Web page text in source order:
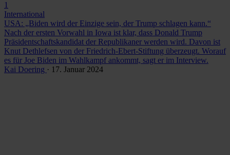
1
International
USA: „Biden wird der Einzige sein, der Trump schlagen kann.“
Nach der ersten Vorwahl in Iowa ist klar, dass Donald Trump
Präsidentschaftskandidat der Republikaner werden wird. Davon ist
Knut Dethlefsen von der Friedrich-Ebert-Stiftung überzeugt. Worauf
es für Joe Biden im Wahlkampf ankommt, sagt er im Interview.
Kai Doering · 17. Januar 2024